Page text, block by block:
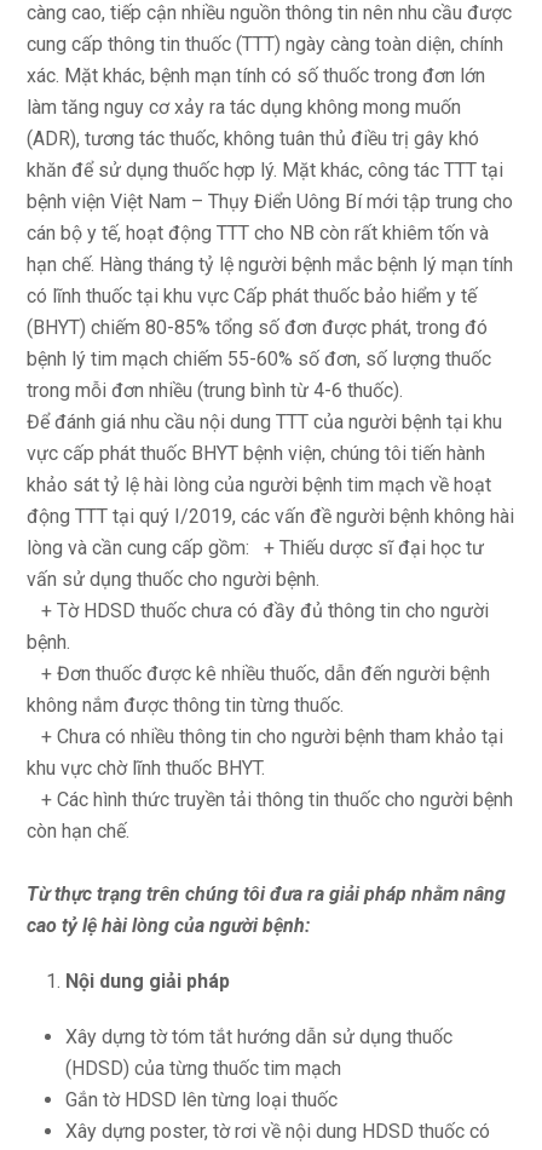
càng cao, tiếp cận nhiều nguồn thông tin nên nhu cầu được
cung cấp thông tin thuốc (TTT) ngày càng toàn diện, chính
xác. Mặt khác, bệnh mạn tính có số thuốc trong đơn lớn
làm tăng nguy cơ xảy ra tác dụng không mong muốn
(ADR), tương tác thuốc, không tuân thủ điều trị gây khó
khăn để sử dụng thuốc hợp lý. Mặt khác, công tác TTT tại
bệnh viện Việt Nam – Thụy Điển Uông Bí mới tập trung cho
cán bộ y tế, hoạt động TTT cho NB còn rất khiêm tốn và
hạn chế. Hàng tháng tỷ lệ người bệnh mắc bệnh lý mạn tính
có lĩnh thuốc tại khu vực Cấp phát thuốc bảo hiểm y tế
(BHYT) chiếm 80-85% tổng số đơn được phát, trong đó
bệnh lý tim mạch chiếm 55-60% số đơn, số lượng thuốc
trong mỗi đơn nhiều (trung bình từ 4-6 thuốc).
Để đánh giá nhu cầu nội dung TTT của người bệnh tại khu
vực cấp phát thuốc BHYT bệnh viện, chúng tôi tiến hành
khảo sát tỷ lệ hài lòng của người bệnh tim mạch về hoạt
động TTT tại quý I/2019, các vấn đề người bệnh không hài
lòng và cần cung cấp gồm: + Thiếu dược sĩ đại học tư
vấn sử dụng thuốc cho người bệnh.
+ Tờ HDSD thuốc chưa có đầy đủ thông tin cho người
bệnh.
+ Đơn thuốc được kê nhiều thuốc, dẫn đến người bệnh
không nắm được thông tin từng thuốc.
+ Chưa có nhiều thông tin cho người bệnh tham khảo tại
khu vực chờ lĩnh thuốc BHYT.
+ Các hình thức truyền tải thông tin thuốc cho người bệnh
còn hạn chế.
Từ thực trạng trên chúng tôi đưa ra giải pháp nhằm nâng
cao tỷ lệ hài lòng của người bệnh:
Nội dung giải pháp
Xây dựng tờ tóm tắt hướng dẫn sử dụng thuốc
(HDSD) của từng thuốc tim mạch
Gắn tờ HDSD lên từng loại thuốc
Xây dựng poster, tờ rơi về nội dung HDSD thuốc có